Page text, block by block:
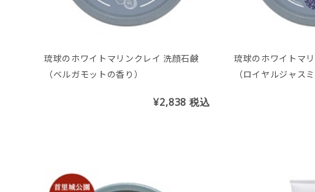
琉球のホワイトマリンクレイ 洗顔石鹸
（ベルガモットの香り）
¥2,838税込
琉球のホワイトマ
（ロイヤルジャス